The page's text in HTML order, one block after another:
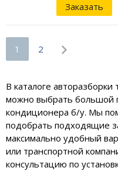
Заказать
1 2
В каталоге авторазборки
можно выбрать большой
кондиционера б/у. Мы
подобрать подходящие
максимально удобный
или транспортной
консультацию по